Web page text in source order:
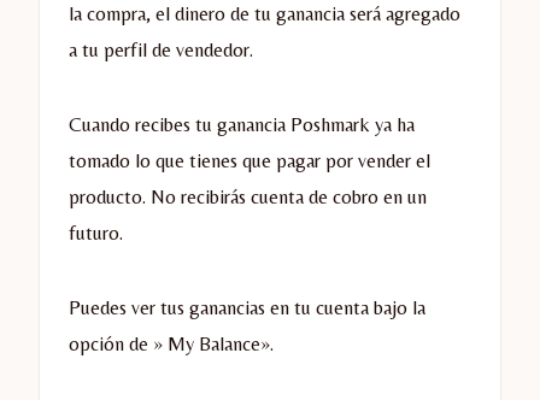
la compra, el dinero de tu ganancia será agregado
a tu perfil de vendedor.
Cuando recibes tu ganancia Poshmark ya ha
tomado lo que tienes que pagar por vender el
producto. No recibirás cuenta de cobro en un
futuro.
Puedes ver tus ganancias en tu cuenta bajo la
opción de » My Balance».